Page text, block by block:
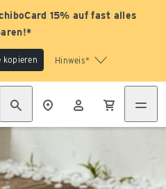
15% auf fast alles
kopieren Hinweis*